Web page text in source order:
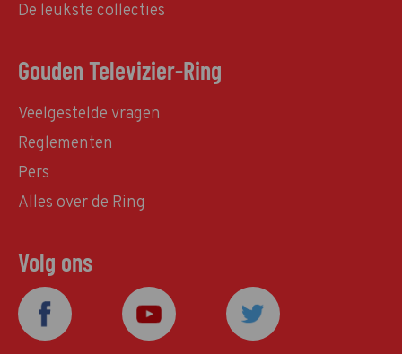
De leukste collecties
Gouden Televizier-Ring
Veelgestelde vragen
Reglementen
Pers
Alles over de Ring
Volg ons